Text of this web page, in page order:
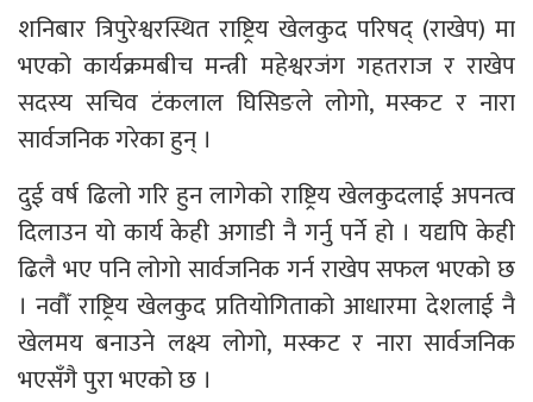
शनिबार त्रिपुरेश्वरस्थित राष्ट्रिय खेलकुद परिषद् (राखेप) मा
भएको कार्यक्रमबीच मन्त्री महेश्वरजंग गहतराज र राखेप
सदस्य सचिव टंकलाल घिसिङले लोगो, मस्कट र नारा
सार्वजनिक गरेका हुन् ।
दुई वर्ष ढिलो गरि हुन लागेको राष्ट्रिय खेलकुदलाई अपनत्व
दिलाउन यो कार्य केही अगाडी नै गर्नु पर्ने हो । यद्यपि केही
ढिलै भए पनि लोगो सार्वजनिक गर्न राखेप सफल भएको छ
। नवौँ राष्ट्रिय खेलकुद प्रतियोगिताको आधारमा देशलाई नै
खेलमय बनाउने लक्ष्य लोगो, मस्कट र नारा सार्वजनिक
भएसँगै पुरा भएको छ ।